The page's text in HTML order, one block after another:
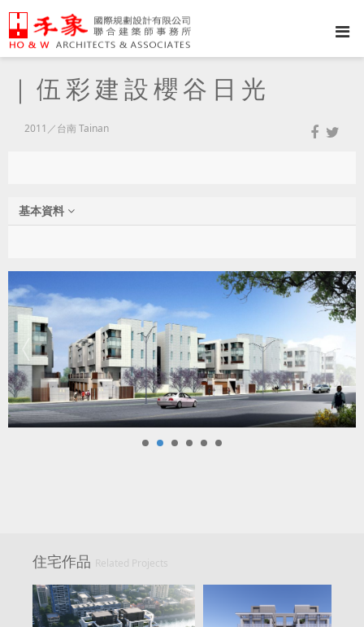
｜伍彩建設櫻谷日光
2011／台南 Tainan
基本資料
住宅作品 Related Projects